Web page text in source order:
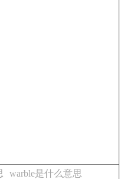
warble是什么意思